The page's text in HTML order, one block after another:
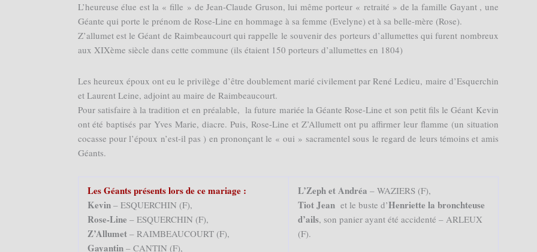
L’heureuse élue est la « fille » de Jean-Claude Gruson, lui même porteur « retraité » de la famille Gayant , une
Géante qui porte le prénom de Rose-Line en hommage à sa femme (Evelyne) et à sa belle-mère (Rose).
Z’allumet est le Géant de Raimbeaucourt qui rappelle le souvenir des porteurs d’allumettes qui furent nombreux
aux XIXème siècle dans cette commune (ils étaient 150 porteurs d’allumettes en 1804)
Les heureux époux ont eu le privilège d’être doublement marié civilement par René Ledieu, maire d’Esquerchin
et Laurent Leine, adjoint au maire de Raimbeaucourt.
Pour satisfaire à la tradition et en préalable, la future mariée la Géante Rose-Line et son petit fils le Géant Kevin
ont été baptisés par Yves Marie, diacre. Puis, Rose-Line et Z’Allumett ont pu affirmer leur flamme (un situation
cocasse pour l’époux n’est-il pas ) en prononçant le « oui » sacramentel sous le regard de leurs témoins et amis
Géants.
Les Géants présents lors de ce mariage :
Kevin– ESQUERCHIN (F),
Rose-Line – ESQUERCHIN (F),
Z’Allumet– RAIMBEAUCOURT (F),
Gayantin– CANTIN (F),
L’Zeph et Andréa – WAZIERS (F),
Tiot Jeanet le buste d’Henriette la bronchteuse
d’ails, son panier ayant été accidenté – ARLEUX
(F).